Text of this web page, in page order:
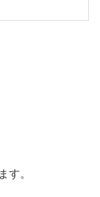
す。